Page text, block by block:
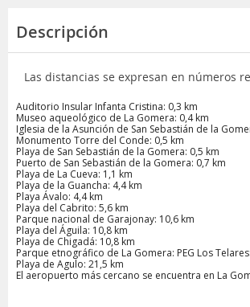
Descripción
Las distancias se expresan en números
Auditorio Insular Infanta Cristina: 0,3 km
Museo aqueológico de La Gomera: 0,4 km
Iglesia de la Asunción de San Sebastián de la
Monumento Torre del Conde: 0,5 km
Playa de San Sebastián de la Gomera: 0,5 km
Puerto de San Sebastián de la Gomera: 0,7 km
Playa de La Cueva: 1,1 km
Playa de la Guancha: 4,4 km
Playa Ávalo: 4,4 km
Playa del Cabrito: 5,6 km
Parque nacional de Garajonay: 10,6 km
Playa del Águila: 10,8 km
Playa de Chigadá: 10,8 km
Parque etnográfico de La Gomera: PEG Los
Playa de Agulo: 21,5 km
El aeropuerto más cercano se encuentra en La